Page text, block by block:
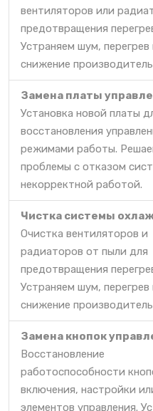
вентиляторов или
предотвращения
Устраняем шум, перегрев
снижение
Замена платы
Установка новой платы
восстановления
режимами работы.
проблемы с отказом
некорректной работой.
Чистка системы
Очистка вентиляторов и
радиаторов от пыли для
предотвращения
Устраняем шум, перегрев
снижение
Замена кнопок
Восстановление
работоспособности
включения, настройки
элементов управления.